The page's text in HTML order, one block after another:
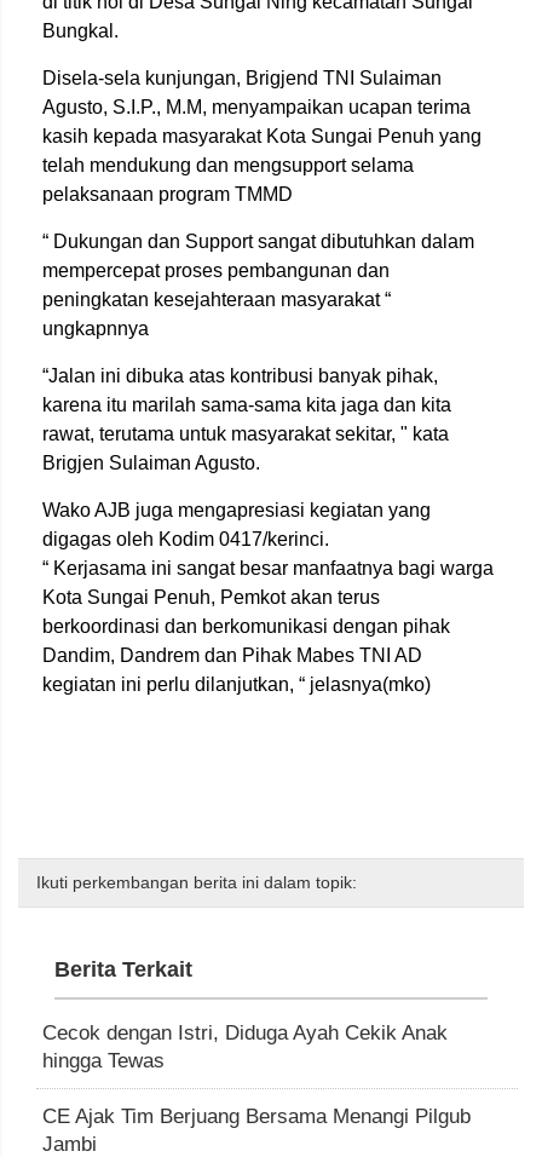
Bungkal.
Disela-sela kunjungan, Brigjend TNI Sulaiman
Agusto, S.I.P., M.M, menyampaikan ucapan terima
kasih kepada masyarakat Kota Sungai Penuh yang
telah mendukung dan mengsupport selama
pelaksanaan program TMMD
“ Dukungan dan Support sangat dibutuhkan dalam
mempercepat proses pembangunan dan
peningkatan kesejahteraan masyarakat “
ungkapnnya
“Jalan ini dibuka atas kontribusi banyak pihak,
karena itu marilah sama-sama kita jaga dan kita
rawat, terutama untuk masyarakat sekitar, " kata
Brigjen Sulaiman Agusto.
Wako AJB juga mengapresiasi kegiatan yang
digagas oleh Kodim 0417/kerinci.
“ Kerjasama ini sangat besar manfaatnya bagi warga
Kota Sungai Penuh, Pemkot akan terus
berkoordinasi dan berkomunikasi dengan pihak
Dandim, Dandrem dan Pihak Mabes TNI AD
kegiatan ini perlu dilanjutkan, “ jelasnya(mko)
Ikuti perkembangan berita ini dalam topik:
Berita Terkait
Cecok dengan Istri, Diduga Ayah Cekik Anak
hingga Tewas
CE Ajak Tim Berjuang Bersama Menangi Pilgub
Jambi